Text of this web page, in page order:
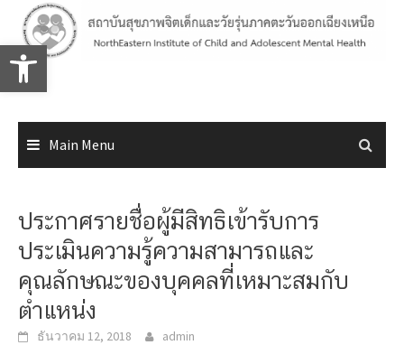
Open toolbar
content
Main Menu
ประกาศรายชื่อผู้มีสิทธิเข้ารับการ
ประเมินความรู้ความสามารถและ
คุณลักษณะของบุคคลที่เหมาะสมกับ
ตำแหน่ง
ธันวาคม 12, 2018 admin